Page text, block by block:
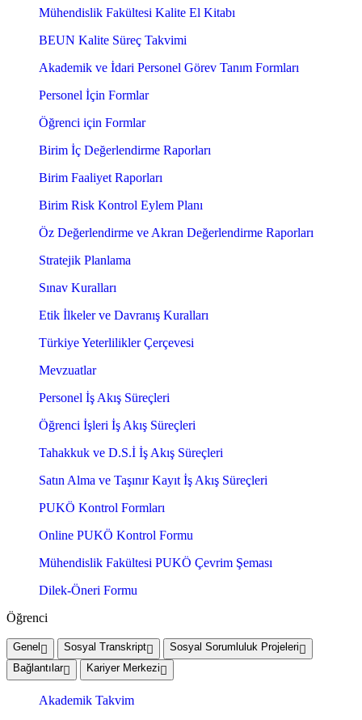
Mühendislik Fakültesi Kalite El Kitabı
BEUN Kalite Süreç Takvimi
Akademik ve İdari Personel Görev Tanım Formları
Personel İçin Formlar
Öğrenci için Formlar
Birim İç Değerlendirme Raporları
Birim Faaliyet Raporları
Birim Risk Kontrol Eylem Planı
Öz Değerlendirme ve Akran Değerlendirme Raporları
Stratejik Planlama
Sınav Kuralları
Etik İlkeler ve Davranış Kuralları
Türkiye Yeterlilikler Çerçevesi
Mevzuatlar
Personel İş Akış Süreçleri
Öğrenci İşleri İş Akış Süreçleri
Tahakkuk ve D.S.İ İş Akış Süreçleri
Satın Alma ve Taşınır Kayıt İş Akış Süreçleri
PUKÖ Kontrol Formları
Online PUKÖ Kontrol Formu
Mühendislik Fakültesi PUKÖ Çevrim Şeması
Dilek-Öneri Formu
Öğrenci
Genel Sosyal Transkript
Sosyal Sorumluluk Projeleri
Bağlantılar
Kariyer Merkezi
Akademik Takvim